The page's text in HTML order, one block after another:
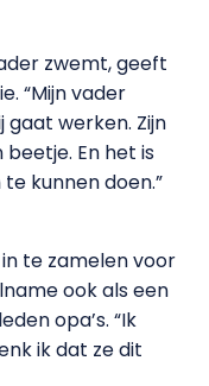
zwemt, geeft
“Mijn vader
werken. Zijn
En het is
kunnen doen.”
te zamelen voor
ook als een
opa’s. “Ik
ik dat ze dit